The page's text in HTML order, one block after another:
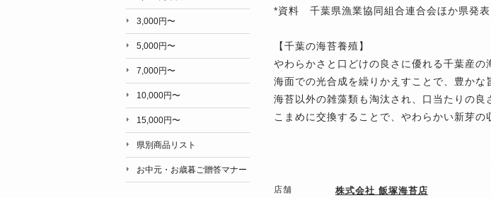
*資料 千葉県漁業協同組合連合会ほか県発表
【千葉の海苔養殖】
やわらかさと口どけの良さに優れる千葉産
海面での光合成を繰りかえすことで、豊か
海苔以外の雑藻類も淘汰され、口当たりの
こまめに交換することで、やわらかい新芽の
店舗 株式会社 飯塚海苔店
3,000円〜
5,000円〜
7,000円〜
10,000円〜
15,000円〜
県別商品リスト
お中元・お歳暮ご贈答マナー